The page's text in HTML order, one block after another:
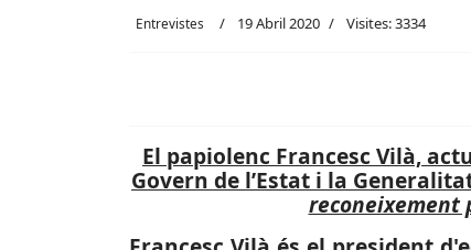
Entrevistes 19 Abril 2020 Visites: 3334
El papiolenc Francesc Vilà,
Govern de l’Estat i la
reconeixement